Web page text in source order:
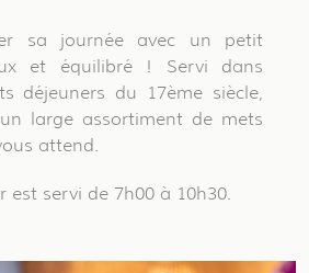
sa journée avec un petit
et équilibré ! Servi dans
déjeuners du 17ème siècle,
large assortiment de mets
attend.
est servi de 7h00 à 10h30.